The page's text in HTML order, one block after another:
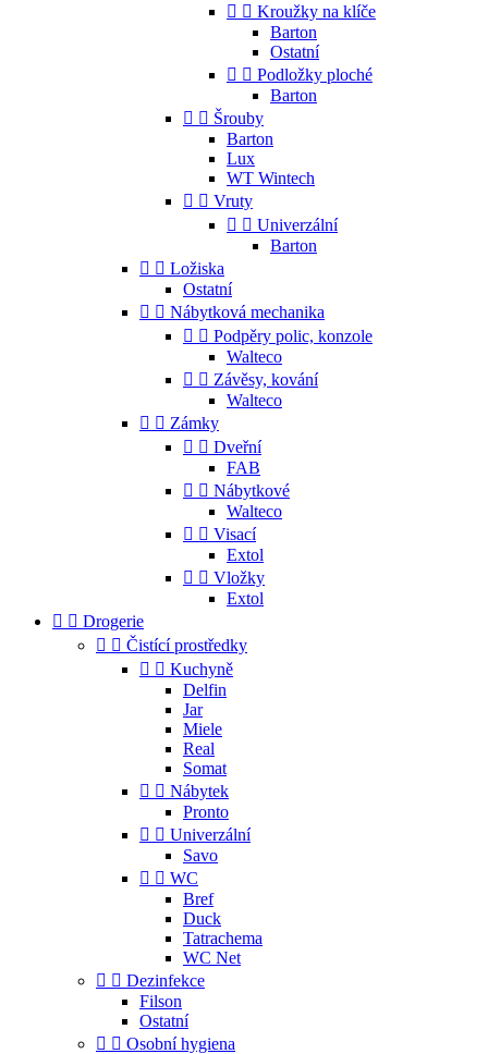
  Kroužky na klíče
Barton
Ostatní
  Podložky ploché
Barton
  Šrouby
Barton
Lux
WT Wintech
  Vruty
  Univerzální
Barton
  Ložiska
Ostatní
  Nábytková mechanika
  Podpěry polic, konzole
Walteco
  Závěsy, kování
Walteco
  Zámky
  Dveřní
FAB
  Nábytkové
Walteco
  Visací
Extol
  Vložky
Extol
  Drogerie
  Čistící prostředky
  Kuchyně
Delfin
Jar
Miele
Real
Somat
  Nábytek
Pronto
  Univerzální
Savo
  WC
Bref
Duck
Tatrachema
WC Net
  Dezinfekce
Filson
Ostatní
  Osobní hygiena